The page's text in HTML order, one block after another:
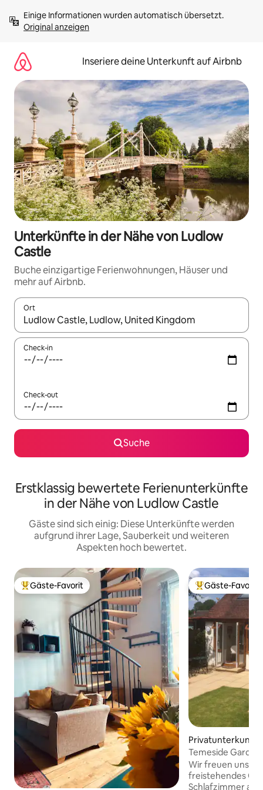
Inhalten
springenOriginal anzeigen
Inseriere deine Unterkunft auf Airbnb
Unterkünfte in der Nähe von Ludlow
Castle
Buche einzigartige Ferienwohnungen, Häuser und
mehr auf Airbnb.
Ort
Wenn Ergebnisse verfügbar sind, navigiere mit den
Check-in
Check-out
Suche
Erstklassig bewertete Ferienunterkünfte
in der Nähe von Ludlow Castle
Gäste sind sich einig: Diese Unterkünfte werden
aufgrund ihrer Lage, Sauberkeit und weiteren
Aspekten hoch bewertet.
Beliebter Gäste-Favorit.
Gäste-Favorit Beliebter Gäste-
Gäste-Favorit
Privatunterkunft
Temeside
Unterkunft.
Wir freuen uns,
freistehendes
Schlafzimmer